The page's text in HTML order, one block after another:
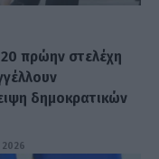
πρώην στελέχη
δημοκρατικών
2026